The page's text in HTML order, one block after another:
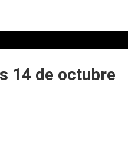
14 de octubre